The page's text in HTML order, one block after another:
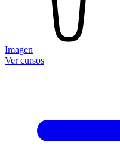
Imagen
Ver cursos